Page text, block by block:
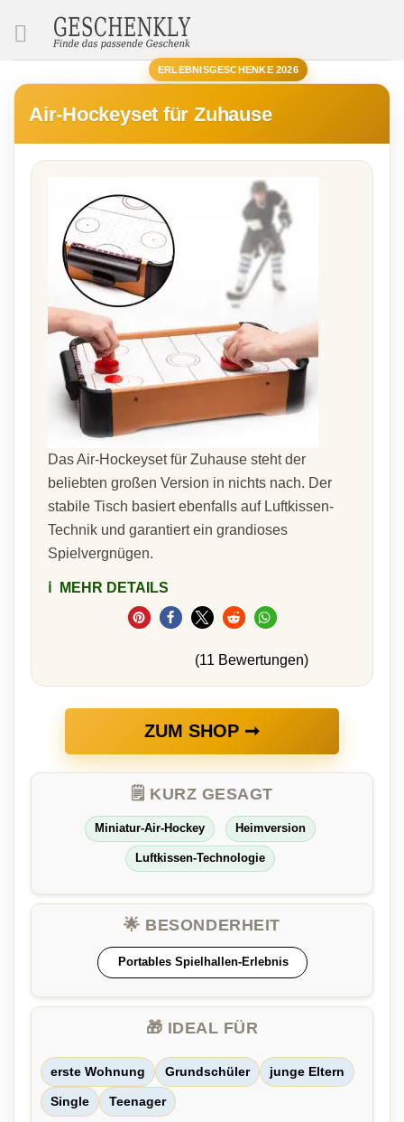
ERLEBNISGESCHENKE 2026
Air-Hockeyset für Zuhause
Das Air-Hockeyset für Zuhause steht der
beliebten großen Version in nichts nach. Der
stabile Tisch basiert ebenfalls auf Luftkissen-
Technik und garantiert ein grandioses
Spielvergnügen.
ℹ️ MEHR DETAILS
(11 Bewertungen)
ZUM SHOP ➞
🗒️ KURZ GESAGT
Miniatur-Air-Hockey Heimversion
Luftkissen-Technologie
🌟 BESONDERHEIT
Portables Spielhallen-Erlebnis
🎁 IDEAL FÜR
erste Wohnung Grundschüler junge Eltern
Single Teenager